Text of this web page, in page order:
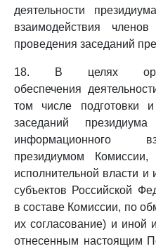
деятельности
взаимодействия
проведения заседаний
18. В целях
обеспечения
том числе подготовки
заседаний
информационного
президиумом
исполнительной власти
субъектов Российской
в составе Комиссии, по
их согласование) и
отнесенным настоящим